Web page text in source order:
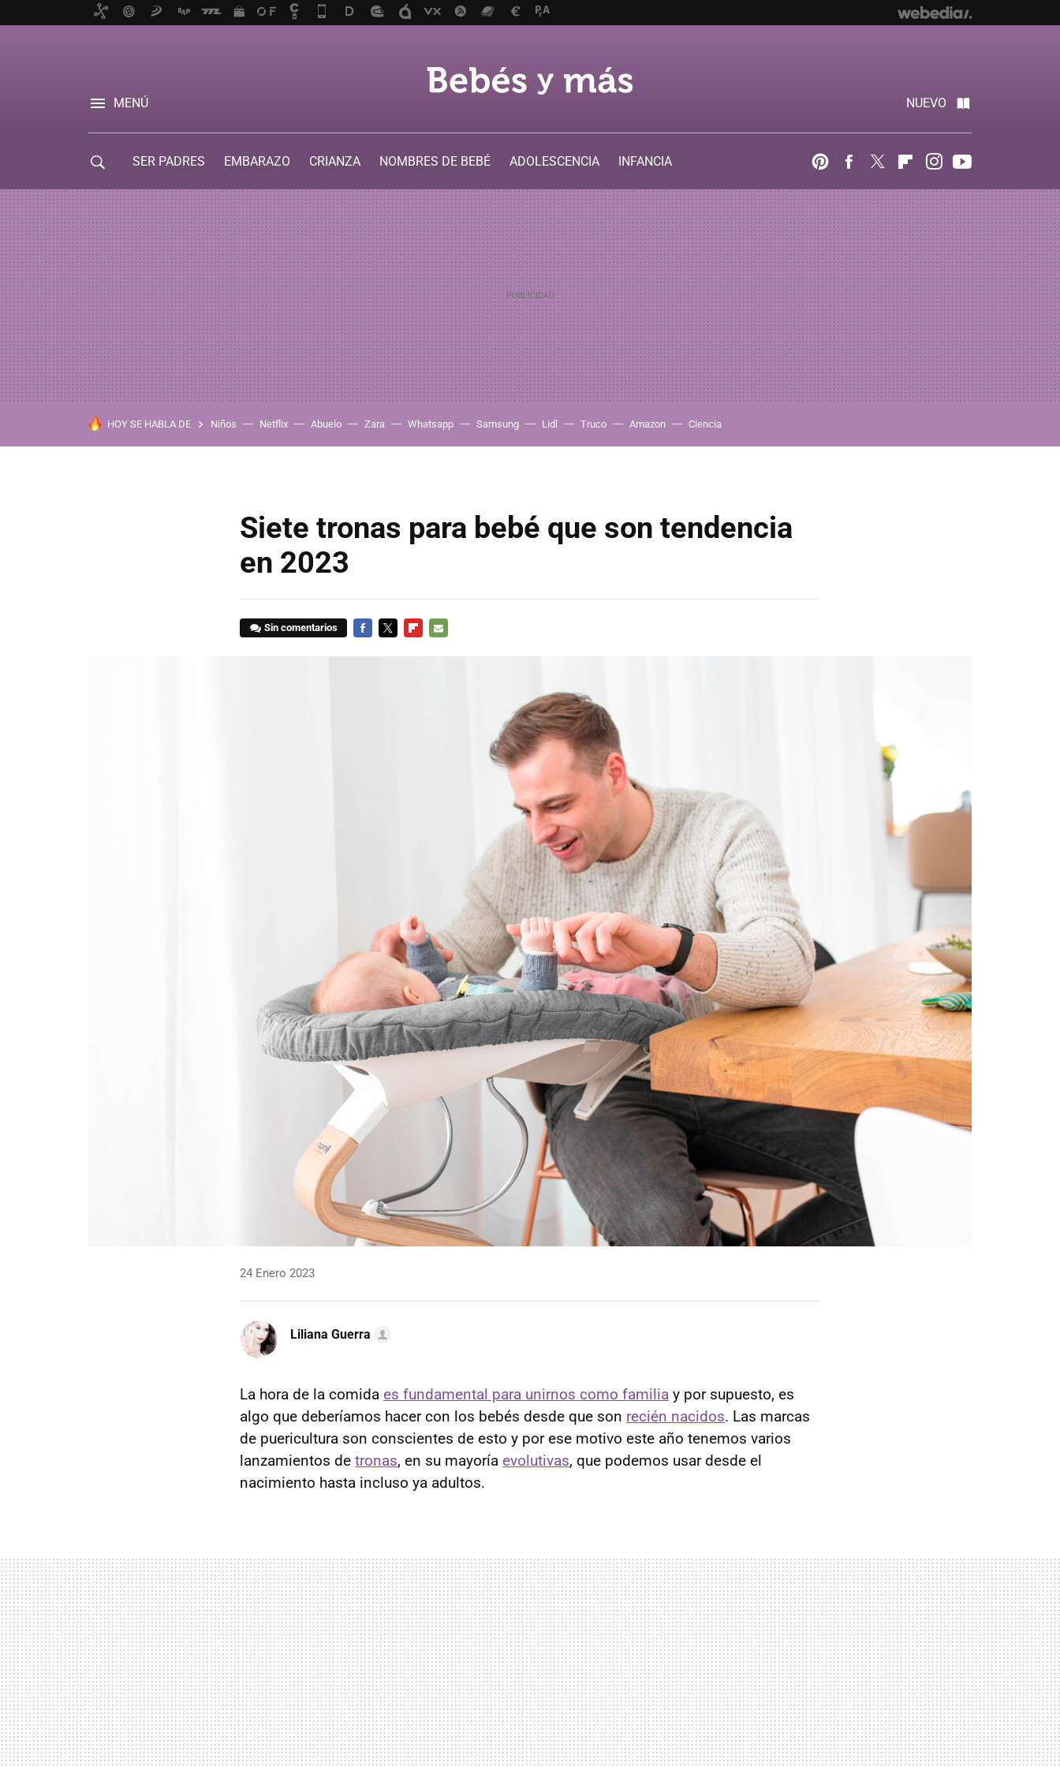
MENÚ NUEVO
SER PADRES EMBARAZO CRIANZA NOMBRES DE BEBÉ ADOLESCENCIA
INFANCIA
PinterestFacebook
Twitter FlipboardInstagram
HOY SE HABLA DE Niños Netflix Abuelo Zara Whatsapp Samsung Lidl Truco Amazon Ciencia
Siete tronas para bebé que son tendencia
en 2023
Sin comentarios
24 Enero 2023
Liliana Guerra
La hora de la comida es fundamental para unirnos como familia y por supuesto, es
algo que deberíamos hacer con los bebés desde que son recién nacidos. Las marcas
de puericultura son conscientes de esto y por ese motivo este año tenemos varios
lanzamientos de tronas, en su mayoría evolutivas, que podemos usar desde el
nacimiento hasta incluso ya adultos.